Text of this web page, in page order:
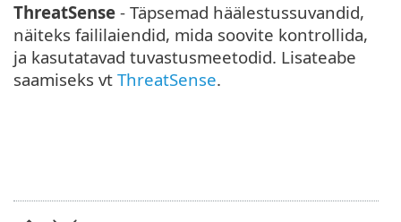
ThreatSense - Täpsemad häälestussuvandid,
näiteks faililaiendid, mida soovite kontrollida,
ja kasutatavad tuvastusmeetodid. Lisateabe
saamiseks vt ThreatSense.